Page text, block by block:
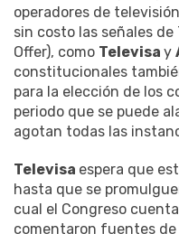
operadores de
sin costo las señales
Offer), como Televisa y
constitucionales
para la elección de los
periodo que se puede
agotan todas las
Televisa espera que
hasta que se
cual el Congreso
comentaron fuentes de